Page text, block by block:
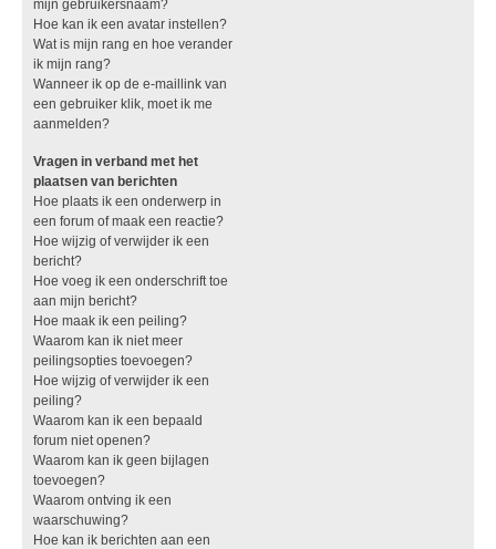
mijn gebruikersnaam?
Hoe kan ik een avatar instellen?
Wat is mijn rang en hoe verander
ik mijn rang?
Wanneer ik op de e-maillink van
een gebruiker klik, moet ik me
aanmelden?
Vragen in verband met het
plaatsen van berichten
Hoe plaats ik een onderwerp in
een forum of maak een reactie?
Hoe wijzig of verwijder ik een
bericht?
Hoe voeg ik een onderschrift toe
aan mijn bericht?
Hoe maak ik een peiling?
Waarom kan ik niet meer
peilingsopties toevoegen?
Hoe wijzig of verwijder ik een
peiling?
Waarom kan ik een bepaald
forum niet openen?
Waarom kan ik geen bijlagen
toevoegen?
Waarom ontving ik een
waarschuwing?
Hoe kan ik berichten aan een